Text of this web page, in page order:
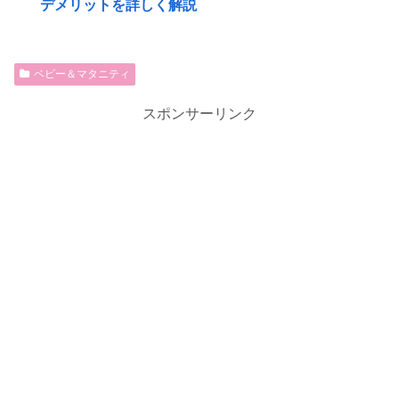
デメリットを詳しく解説
ベビー＆マタニティ
スポンサーリンク